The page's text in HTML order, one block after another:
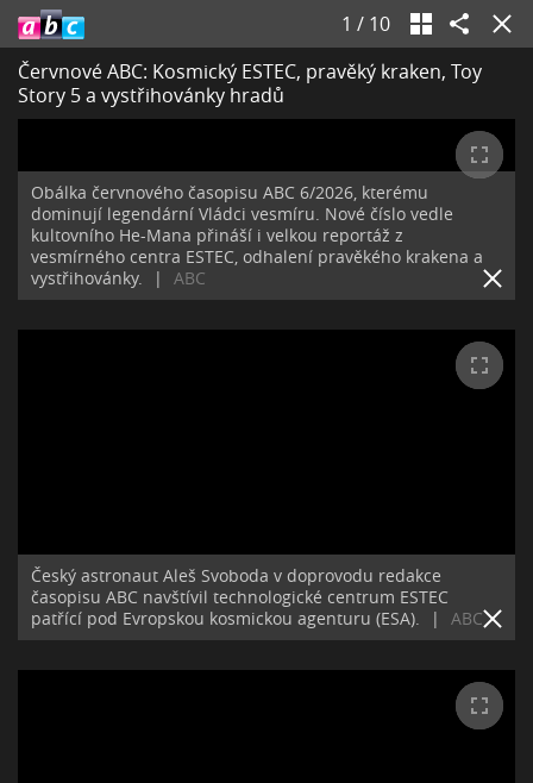
1 / 10
Červnové ABC: Kosmický ESTEC, pravěký kraken, Toy
Story 5 a vystřihovánky hradů
Obálka červnového časopisu ABC 6/2026, kterému
dominují legendární Vládci vesmíru. Nové číslo vedle
kultovního He-Mana přináší i velkou reportáž z
vesmírného centra ESTEC, odhalení pravěkého krakena a
vystřihovánky.
| ABC
Český astronaut Aleš Svoboda v doprovodu redakce
časopisu ABC navštívil technologické centrum ESTEC
patřící pod Evropskou kosmickou agenturu (ESA).
| ABC